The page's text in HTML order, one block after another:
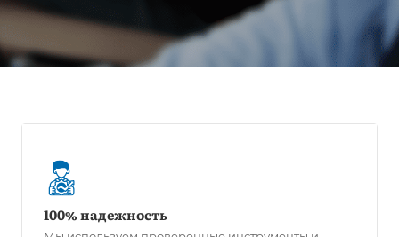
100% надежность